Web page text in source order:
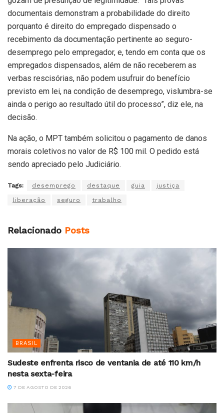
documentais demonstram a probabilidade do direito
porquanto é direito do empregado dispensado o
recebimento da documentação pertinente ao seguro-
desemprego pelo empregador, e, tendo em conta que os
empregados dispensados, além de não receberem as
verbas rescisórias, não podem usufruir do benefício
previsto em lei, na condição de desemprego, vislumbra-se
ainda o perigo ao resultado útil do processo”, diz ele, na
decisão.
Na ação, o MPT também solicitou o pagamento de danos
morais coletivos no valor de R$ 100 mil. O pedido está
sendo apreciado pelo Judiciário.
Tags: desemprego destaque guia justiça
liberação seguro trabalho
Relacionado Posts
BRASIL
Sudeste enfrenta risco de ventania de até 110 km/h
nesta sexta-feira
7 DE AGOSTO DE 2026